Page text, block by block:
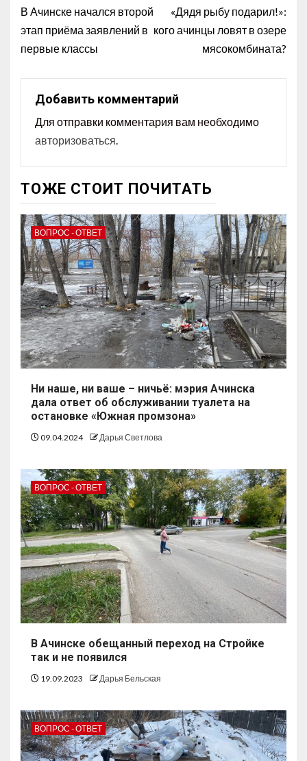
В Ачинске начался второй
этап приёма заявлений в
первые классы
«Дядя рыбу подарил!»:
кого ачинцы ловят в озере
мясокомбината?
Добавить комментарий
Для отправки комментария вам необходимо
авторизоваться
ТОЖЕ СТОИТ ПОЧИТАТЬ
ВОПРОС - ОТВЕТ
Ни наше, ни ваше – ничьё: мэрия Ачинска
дала ответ об обслуживании туалета на
остановке «Южная промзона»
09.04.2024 Дарья Светлова
ВОПРОС - ОТВЕТ
В Ачинске обещанный переход на Стройке
так и не появился
19.09.2023 Дарья Бельская
ВОПРОС - ОТВЕТ